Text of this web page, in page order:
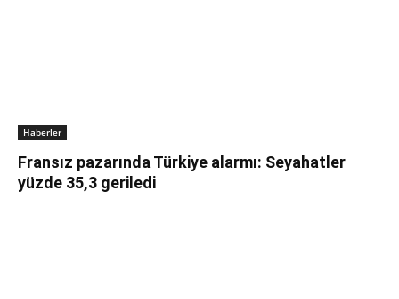
Haberler
Fransız pazarında Türkiye alarmı: Seyahatler
yüzde 35,3 geriledi